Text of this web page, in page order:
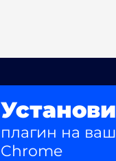
Установи
плагин на ваш
Chrome